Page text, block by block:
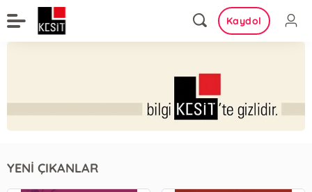
Kaydol
YENİ ÇIKANLAR